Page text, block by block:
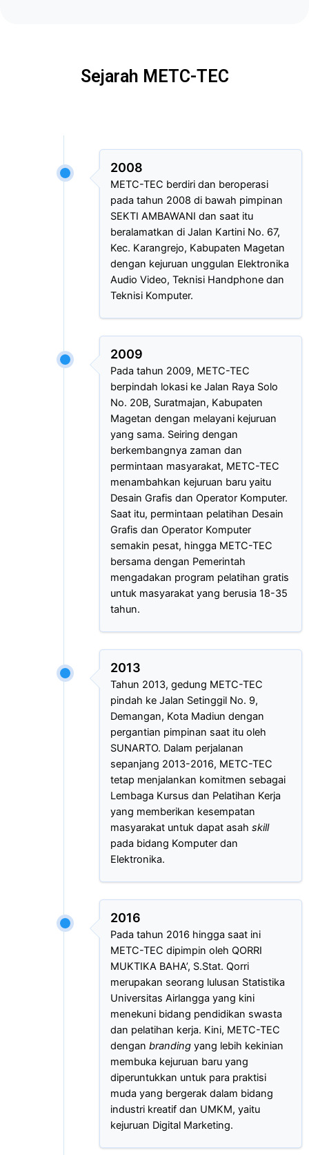
Sejarah METC-TEC
2008
METC-TEC berdiri dan beroperasi
pada tahun 2008 di bawah pimpinan
SEKTI AMBAWANI dan saat itu
beralamatkan di Jalan Kartini No. 67,
Kec. Karangrejo, Kabupaten Magetan
dengan kejuruan unggulan Elektronika
Audio Video, Teknisi Handphone dan
Teknisi Komputer.
2009
Pada tahun 2009, METC-TEC
berpindah lokasi ke Jalan Raya Solo
No. 20B, Suratmajan, Kabupaten
Magetan dengan melayani kejuruan
yang sama. Seiring dengan
berkembangnya zaman dan
permintaan masyarakat, METC-TEC
menambahkan kejuruan baru yaitu
Desain Grafis dan Operator Komputer.
Saat itu, permintaan pelatihan Desain
Grafis dan Operator Komputer
semakin pesat, hingga METC-TEC
bersama dengan Pemerintah
mengadakan program pelatihan gratis
untuk masyarakat yang berusia 18-35
tahun.
2013
Tahun 2013, gedung METC-TEC
pindah ke Jalan Setinggil No. 9,
Demangan, Kota Madiun dengan
pergantian pimpinan saat itu oleh
SUNARTO. Dalam perjalanan
sepanjang 2013-2016, METC-TEC
tetap menjalankan komitmen sebagai
Lembaga Kursus dan Pelatihan Kerja
yang memberikan kesempatan
masyarakat untuk dapat asah skill
pada bidang Komputer dan
Elektronika.
2016
Pada tahun 2016 hingga saat ini
METC-TEC dipimpin oleh QORRI
MUKTIKA BAHA’, S.Stat. Qorri
merupakan seorang lulusan Statistika
Universitas Airlangga yang kini
menekuni bidang pendidikan swasta
dan pelatihan kerja. Kini, METC-TEC
dengan brandingyang lebih kekinian
membuka kejuruan baru yang
diperuntukkan untuk para praktisi
muda yang bergerak dalam bidang
industri kreatif dan UMKM, yaitu
kejuruan Digital Marketing.